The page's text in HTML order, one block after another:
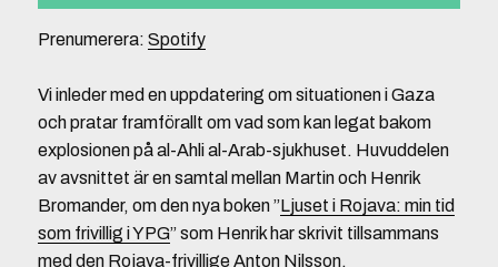
Prenumerera: Spotify
Vi inleder med en uppdatering om situationen i Gaza
och pratar framförallt om vad som kan legat bakom
explosionen på al-Ahli al-Arab-sjukhuset. Huvuddelen
av avsnittet är en samtal mellan Martin och Henrik
Bromander, om den nya boken ”Ljuset i Rojava: min tid
som frivillig i YPG” som Henrik har skrivit tillsammans
med den Rojava-frivillige Anton Nilsson.